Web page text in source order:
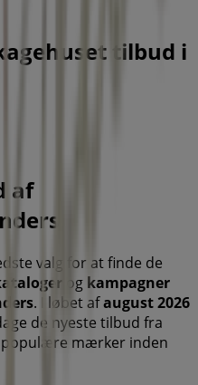
tilbud i
af
valg for at finde de
og kampagner
. I løbet afaugust 2026
de nyeste tilbud fra
populære mærker inden